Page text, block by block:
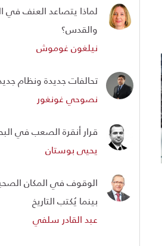
لماذا يتصاعد العنف في
والقدس؟
نيلغون غوموش
تحالفات جديدة ونظام
نصوحي غونغور
قرار أنقرة الصعب في
يحيى بوستان
الوقوف في المكان
بينما يُكتب التاريخ
عبد القادر سلفي